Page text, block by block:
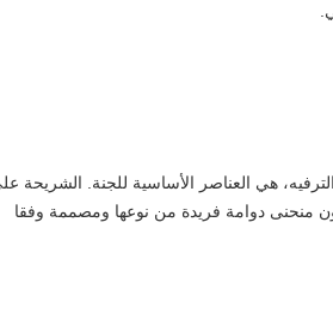
هي العناصر الأساسية للجنة.
الشريحة
منحنى دوامة فريدة من نوعها ومصممة وفقا